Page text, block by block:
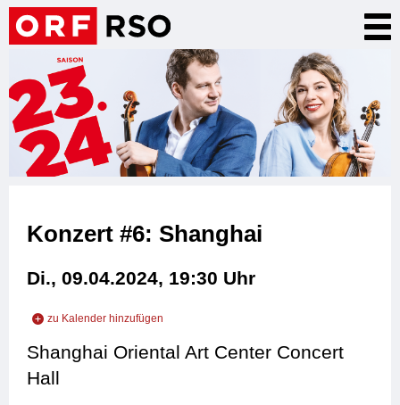
Direkt
zum
Konzert #6: Shanghai
Di., 09.04.2024, 19:30 Uhr
zu Kalender hinzufügen
zu Outlook hinzufügen
Shanghai Oriental Art Center Concert
Hall